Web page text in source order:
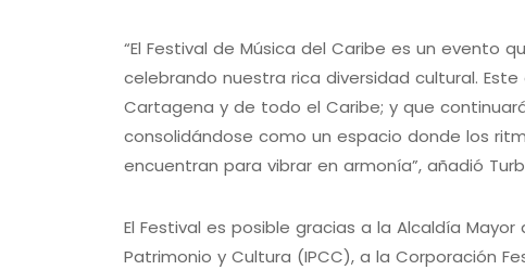
“El Festival de Música del Caribe es un evento
celebrando nuestra rica diversidad cultural.
Cartagena y de todo el Caribe; y que
consolidándose como un espacio donde los
encuentran para vibrar en armonía”, añadió
El Festival es posible gracias a la Alcaldía
Patrimonio y Cultura (IPCC), a la Corporación